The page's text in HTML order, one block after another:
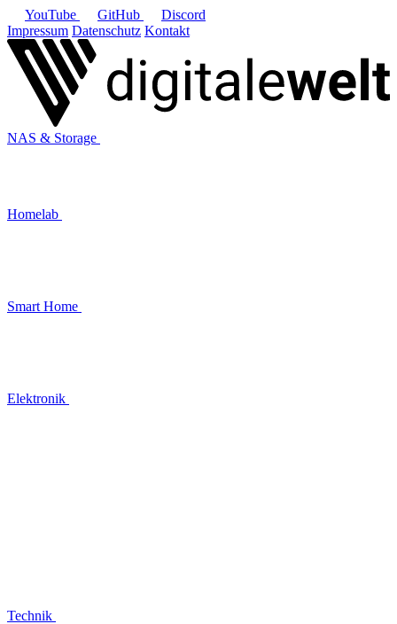
YouTube GitHub
Discord
Impressum Datenschutz Kontakt
NAS & Storage
Homelab
Smart Home
Elektronik
Technik